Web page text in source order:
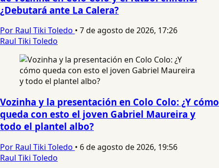
¿Debutará ante La Calera?
Por Raul Tiki Toledo • 7 de agosto de 2026, 17:26
Raul Tiki Toledo
Vozinha y la presentación en Colo Colo: ¿Y cómo
queda con esto el joven Gabriel Maureira y
todo el plantel albo?
Por Raul Tiki Toledo • 6 de agosto de 2026, 19:56
Raul Tiki Toledo